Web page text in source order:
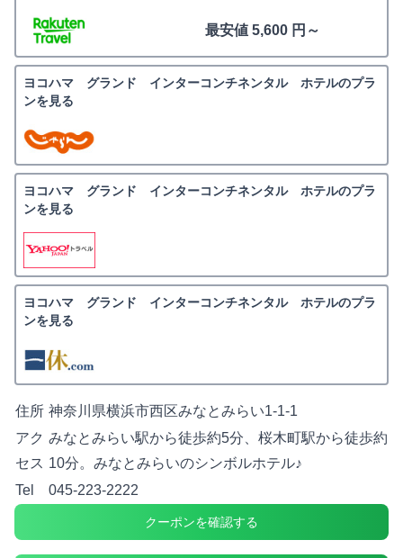
最安値 5,600 円～
ヨコハマ グランド インターコンチネンタル ホテルのプラ
ンを見る
ヨコハマ グランド インターコンチネンタル ホテルのプラ
ンを見る
ヨコハマ グランド インターコンチネンタル ホテルのプラ
ンを見る
住所 神奈川県横浜市西区みなとみらい1-1-1
アク
セス
みなとみらい駅から徒歩約5分、桜木町駅から徒歩約
10分。みなとみらいのシンボルホテル♪
Tel
045-223-2222
クーポンを確認する